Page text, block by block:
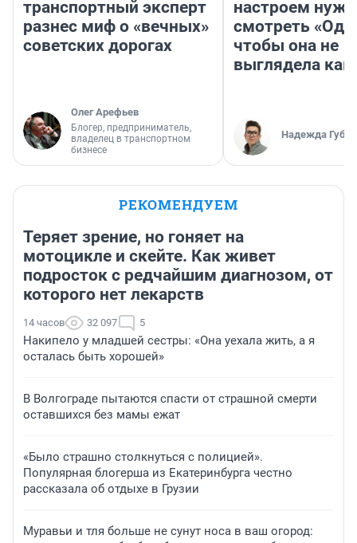
транспортный эксперт
разнес миф о «вечных»
советских дорогах
Олег Арефьев
Блогер, предприниматель,
владелец в транспортном
бизнесе
настроем
смотреть
чтобы она не
выглядела как
Надежда
РЕКОМЕНДУЕМ
Теряет зрение, но гоняет на
мотоцикле и скейте. Как живет
подросток с редчайшим диагнозом, от
которого нет лекарств
14 часов 32 097 5
Накипело у младшей сестры: «Она уехала жить, а я
осталась быть хорошей»
В Волгограде пытаются спасти от страшной смерти
оставшихся без мамы ежат
«Было страшно столкнуться с полицией».
Популярная блогерша из Екатеринбурга честно
рассказала об отдыхе в Грузии
Муравьи и тля больше не сунут носа в ваш огород: